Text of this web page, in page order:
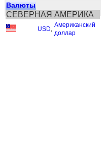
Валюты
СЕВЕРНАЯ АМЕРИКА
USD
Американский
доллар